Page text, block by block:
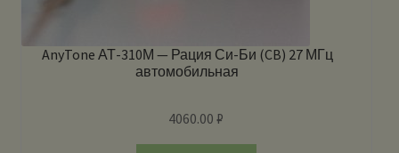
AnyTone АТ-310М — Рация Си-Би (CB) 27 МГц
автомобильная
4060.00₽